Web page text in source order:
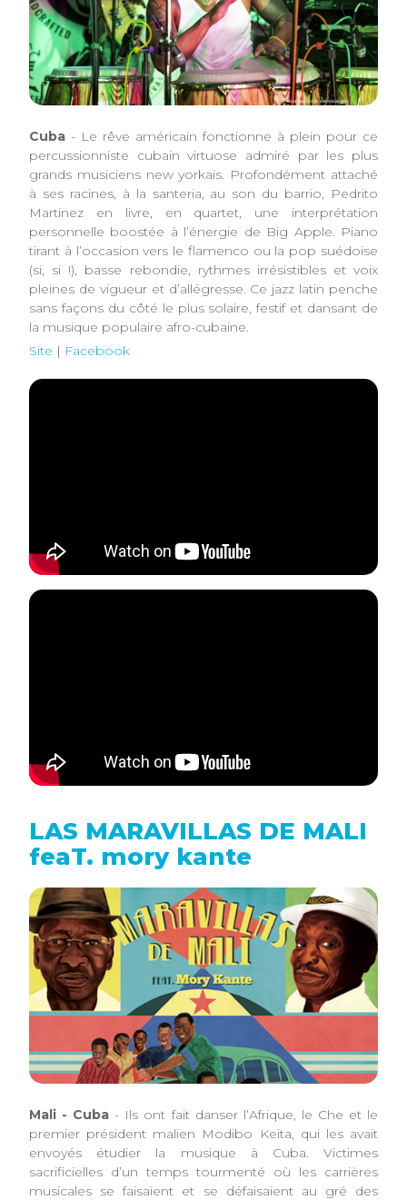
Cuba - Le rêve américain fonctionne à plein pour ce
percussionniste cubain virtuose admiré par les plus
grands musiciens new yorkais. Profondément attaché
à ses racines, à la santeria, au son du barrio, Pedrito
Martinez en livre, en quartet, une interprétation
personnelle boostée à l’énergie de Big Apple. Piano
tirant à l’occasion vers le flamenco ou la pop suédoise
(si, si !), basse rebondie, rythmes irrésistibles et voix
pleines de vigueur et d’allégresse. Ce jazz latin penche
sans façons du côté le plus solaire, festif et dansant de
la musique populaire afro-cubaine.
Site | Facebook
LAS MARAVILLAS DE MALI
feaT. mory kante
Mali - Cuba - Ils ont fait danser l’Afrique, le Che et le
premier président malien Modibo Keita, qui les avait
envoyés étudier la musique à Cuba. Victimes
sacrificielles d’un temps tourmenté où les carrières
musicales se faisaient et se défaisaient au gré des